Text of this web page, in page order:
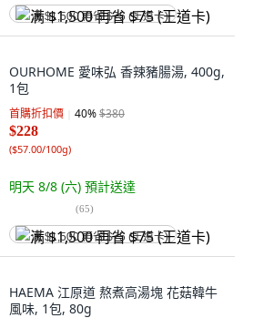
满 $1,500 再省 $75 (王道卡)
OURHOME 愛味弘 香辣豬腸湯, 400g,
1包
首購折扣價 40%$380
$228
($57.00/100g)
明天 8/8 (六) 預計送達
(65)
满 $1,500 再省 $75 (王道卡)
HAEMA 江原道 熬煮高湯塊 花菇韓牛
風味, 1包, 80g